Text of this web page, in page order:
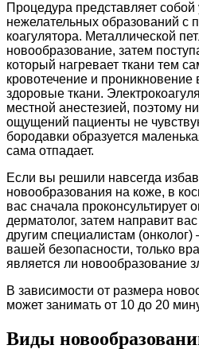
Процедура представляет собой
нежелательных образований с
коагулятора. Металлической
новообразование, затем
который нагревает ткани тем
кровотечение и
здоровые ткани.
местной анестезией, поэтому
ощущений пациенты не
бородавки образуется
сама отпадает.
Если вы решили навсегда
новообразования на коже, в
вас сначала проконсультирует
дерматолог, затем направит
другим специалистам
вашей безопасности, только
является ли новообразование
В зависимости от размера
может занимать от 10 до 20
Виды